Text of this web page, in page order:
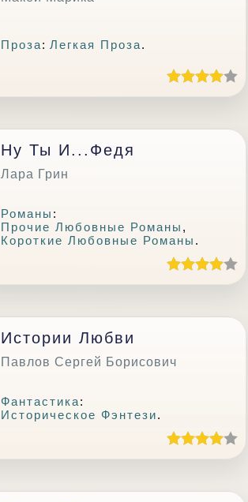
Проза:Легкая Проза.
Ну Ты И...Федя
Лара Грин
Романы :
Прочие Любовные Романы ,
Короткие Любовные Романы .
Истории Любви
Павлов Сергей Борисович
Фантастика:
Историческое Фэнтези.